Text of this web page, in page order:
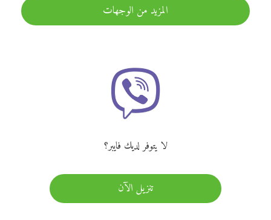
المزيد من الوجهات
لا يتوفر لديك فايبر؟
تنزيل الآن